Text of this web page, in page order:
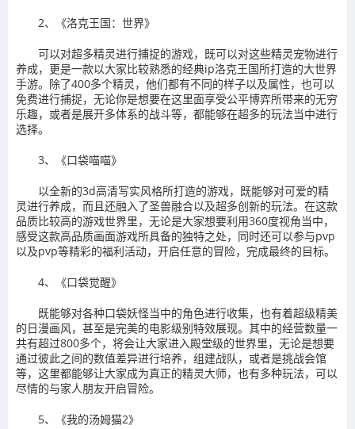
2、《洛克王国：世界》
可以对超多精灵进行捕捉的游戏，既可以对这些精灵宠物进行
养成，更是一款以大家比较熟悉的经典ip洛克王国所打造的大世界
手游。除了400多个精灵，他们都有不同的样子以及属性，也可以
免费进行捕捉，无论你是想要在这里面享受公平博弈所带来的无穷
乐趣，或者是展开多体系的战斗等，都能够在超多的玩法当中进行
选择。
3、《口袋喵喵》
以全新的3d高清写实风格所打造的游戏，既能够对可爱的精
灵进行养成，而且还融入了圣兽融合以及超多创新的玩法。在这款
品质比较高的游戏世界里，无论是大家想要利用360度视角当中，
感受这款高品质画面游戏所具备的独特之处，同时还可以参与pvp
以及pvp等精彩的福利活动，开启任意的冒险，完成最终的目标。
4、《口袋觉醒》
既能够对各种口袋妖怪当中的角色进行收集，也有着超级精美
的日漫画风，甚至是完美的电影级别特效展现。其中的经营数量一
共有超过800多个，将会让大家进入殿堂级的世界里，无论是想要
通过彼此之间的数值差异进行培养，组建战队，或者是挑战会馆
等，这里都能够让大家成为真正的精灵大师，也有多种玩法，可以
尽情的与家人朋友开启冒险。
5、《我的汤姆猫2》